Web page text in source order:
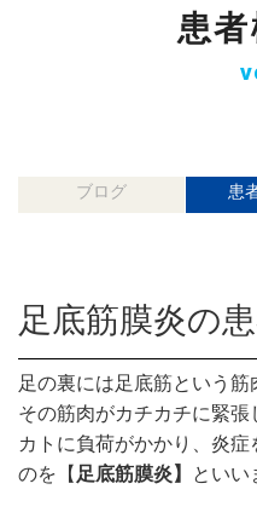
患
ブログ 患
足底筋膜炎の
足の裏には足底筋という筋
その筋肉がカチカチに緊
カトに負荷がかかり、炎
のを【足底筋膜炎】 といい